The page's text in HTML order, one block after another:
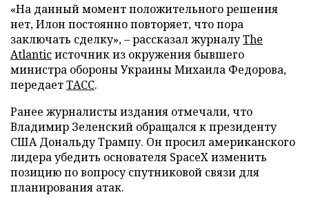
«На данный момент положительного решения
нет, Илон постоянно повторяет, что пора
заключать сделку», – рассказал журналуThe
Atlanticисточник из окружения бывшего
министра обороны Украины Михаила Федорова,
передаетТАСС.
Ранее журналисты издания отмечали, что
Владимир Зеленский обращался к президенту
США Дональду Трампу. Он просил американского
лидера убедить основателя SpaceX изменить
позицию по вопросу спутниковой связи для
планирования атак.